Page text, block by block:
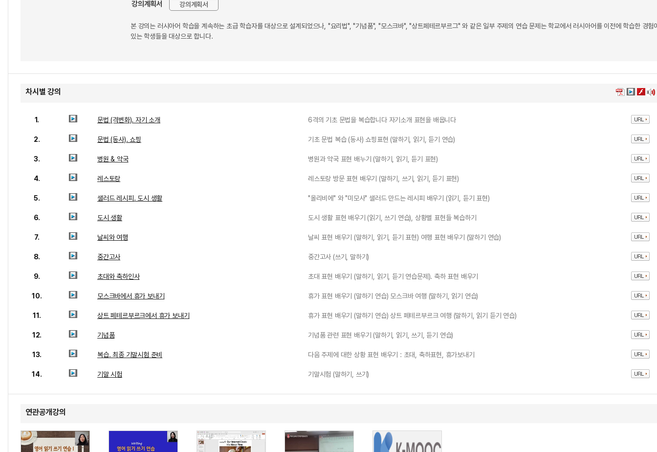
강의계획서 강의계획서
본 강의는 러시아어 학습을 계속하는 초급 학습자를 대상으로 설계되었으나, "요리법", "기념품", "모스크바", "상트페테르부르그" 와 같은 일부 주제의 연습 문제는 학교에서 러시아어를 이전에 학습한 경험
있는 학생들을 대상으로 합니다.
차시별 강의
1. 문법 (격변화). 자기 소개 6격의 기초 문법을 복습합니다 자기소개 표현을 배웁니다
2. 문법 (동사). 쇼핑 기초 문법 복습 (동사) 쇼핑표현 (말하기, 읽기, 듣기 연습)
3. 병원 & 약국 병원과 약국 표현 배누기 (말하기, 읽기, 듣기 표현)
4. 레스토랑 레스토랑 방문 표현 배우기 (말하기, 쓰기, 읽기, 듣기 표현)
5. 샐러드 레시피. 도시 생활 "올리비에" 와 "미모사" 샐러드 만드는 레시피 배우기 (읽기, 듣기 표현)
6. 도시 생활 도시 생활 표현 배우기 (읽기, 쓰기 연습), 상황별 표현들 복습하기
7. 날씨와 여행 날씨 표현 배우기 (말하기, 읽기, 듣기 표현) 여행 표현 배우기 (말하기 연습)
8. 중간고사 중간고사 (쓰기, 말하기)
9. 초대와 축하인사 초대 표현 배우기 (말하기, 읽기, 듣기 연습문제). 축하 표현 배우기
10. 모스크바에서 휴가 보내기 휴가 표현 배우기 (말하기 연습) 모스크바 여행 (말하기, 읽기 연습)
11. 상트 페테르부르크에서 휴가 보내기 휴가 표현 배우기 (말하기 연습) 상트 페테르부르크 여행 (말하기, 읽기 듣기 연습)
12. 기념품 기념품 관련 표현 배우기 (말하기, 읽기, 쓰기, 듣기 연습)
13. 복습. 최종 기말시험 준비 다음 주제에 대한 상황 표현 배우기 : 초대, 축하표현, 휴가보내기
14. 기말 시험 기말시험 (말하기, 쓰기)
연관공개강의